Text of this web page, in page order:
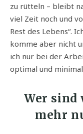
zu rütteln – bleibt
viel Zeit noch und
Rest des Lebens“.
komme aber nicht
ich nur bei der
optimal und
Wer
mehr